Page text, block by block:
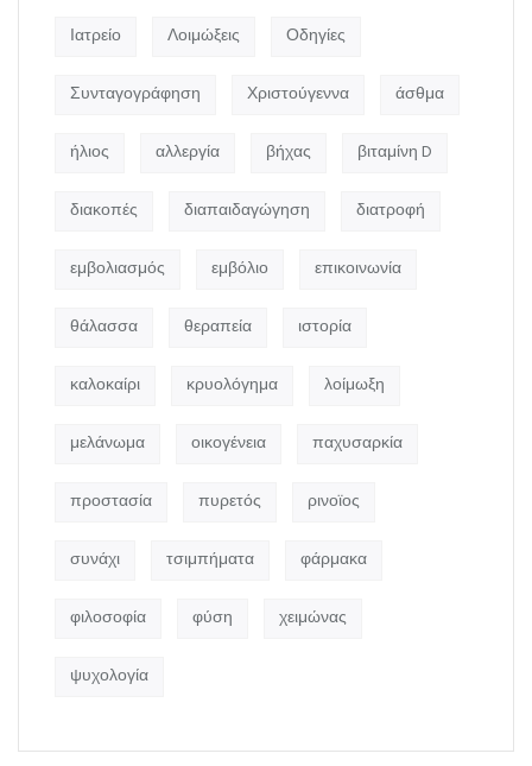
Ιατρείο Λοιμώξεις Οδηγίες
Συνταγογράφηση Χριστούγεννα άσθμα
ήλιος αλλεργία βήχας βιταμίνη D
διακοπές διαπαιδαγώγηση διατροφή
εμβολιασμός εμβόλιο επικοινωνία
θάλασσα θεραπεία ιστορία
καλοκαίρι κρυολόγημα λοίμωξη
μελάνωμα οικογένεια παχυσαρκία
προστασία πυρετός ρινοϊος
συνάχι τσιμπήματα φάρμακα
φιλοσοφία φύση χειμώνας
ψυχολογία